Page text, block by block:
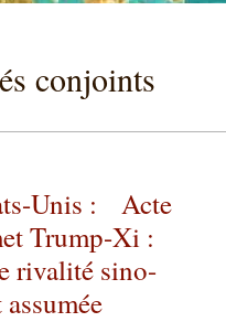
conjoints
Unis : Acte
Trump-Xi :
rivalité sino-